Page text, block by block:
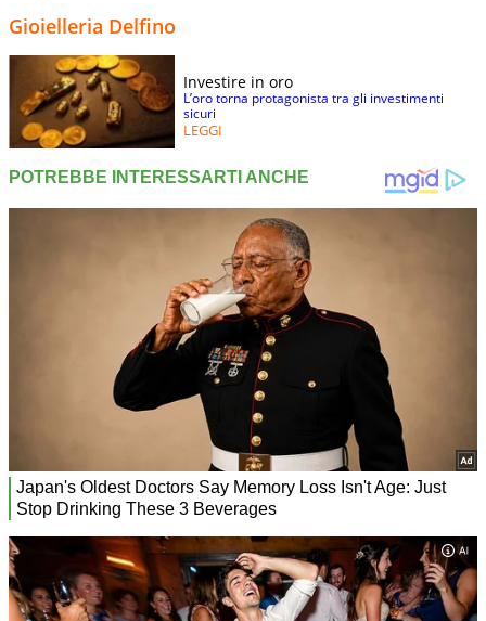
Gioielleria Delfino
Investire in oro
L’oro torna protagonista tra gli investimenti
sicuri
LEGGI